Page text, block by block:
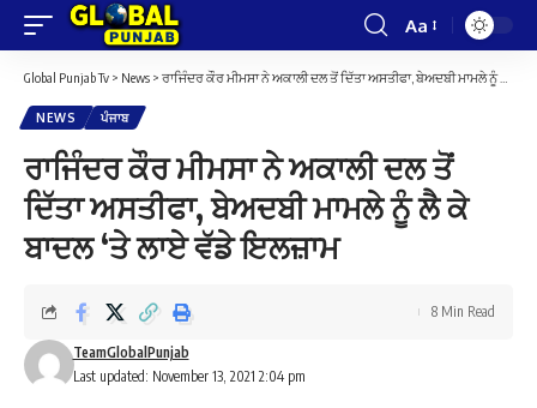
Font
Resizer
Aa
Global Punjab Tv > News > ਰਾਜਿੰਦਰ ਕੌਰ ਮੀਮਸਾ ਨੇ ਅਕਾਲੀ ਦਲ ਤੋਂ ਦਿੱਤਾ ਅਸਤੀਫਾ, ਬੇਅਦਬੀ ਮਾਮਲੇ ਨੂੰ ਲੈ ਕੇ ਬਾਦਲ ‘ਤੇ ਲਾਏ ਵੱਡੇ ਇਲਜ਼ਾਮ
NEWS ਪੰਜਾਬ
ਰਾਜਿੰਦਰ ਕੌਰ ਮੀਮਸਾ ਨੇ ਅਕਾਲੀ ਦਲ ਤੋਂ
ਦਿੱਤਾ ਅਸਤੀਫਾ, ਬੇਅਦਬੀ ਮਾਮਲੇ ਨੂੰ ਲੈ ਕੇ
ਬਾਦਲ ‘ਤੇ ਲਾਏ ਵੱਡੇ ਇਲਜ਼ਾਮ
Last updated: November 13, 2021 2:04 pm
TeamGlobalPunjab
8 Min Read